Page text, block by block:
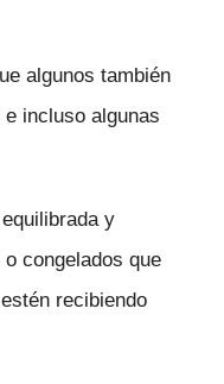
algunos también
incluso algunas
y
congelados que
recibiendo